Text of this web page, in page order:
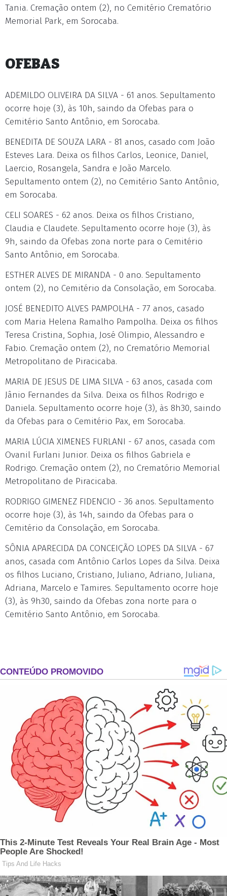
Tania. Cremação ontem (2), no Cemitério Crematório
Memorial Park, em Sorocaba.
OFEBAS
ADEMILDO OLIVEIRA DA SILVA - 61 anos. Sepultamento
ocorre hoje (3), às 10h, saindo da Ofebas para o
Cemitério Santo Antônio, em Sorocaba.
BENEDITA DE SOUZA LARA - 81 anos, casado com João
Esteves Lara. Deixa os filhos Carlos, Leonice, Daniel,
Laercio, Rosangela, Sandra e João Marcelo.
Sepultamento ontem (2), no Cemitério Santo Antônio,
em Sorocaba.
CELI SOARES - 62 anos. Deixa os filhos Cristiano,
Claudia e Claudete. Sepultamento ocorre hoje (3), às
9h, saindo da Ofebas zona norte para o Cemitério
Santo Antônio, em Sorocaba.
ESTHER ALVES DE MIRANDA - 0 ano. Sepultamento
ontem (2), no Cemitério da Consolação, em Sorocaba.
JOSÉ BENEDITO ALVES PAMPOLHA - 77 anos, casado
com Maria Helena Ramalho Pampolha. Deixa os filhos
Teresa Cristina, Sophia, José Olimpio, Alessandro e
Fabio. Cremação ontem (2), no Crematório Memorial
Metropolitano de Piracicaba.
MARIA DE JESUS DE LIMA SILVA - 63 anos, casada com
Jânio Fernandes da Silva. Deixa os filhos Rodrigo e
Daniela. Sepultamento ocorre hoje (3), às 8h30, saindo
da Ofebas para o Cemitério Pax, em Sorocaba.
MARIA LÚCIA XIMENES FURLANI - 67 anos, casada com
Ovanil Furlani Junior. Deixa os filhos Gabriela e
Rodrigo. Cremação ontem (2), no Crematório Memorial
Metropolitano de Piracicaba.
RODRIGO GIMENEZ FIDENCIO - 36 anos. Sepultamento
ocorre hoje (3), às 14h, saindo da Ofebas para o
Cemitério da Consolação, em Sorocaba.
SÔNIA APARECIDA DA CONCEIÇÃO LOPES DA SILVA - 67
anos, casada com Antônio Carlos Lopes da Silva. Deixa
os filhos Luciano, Cristiano, Juliano, Adriano, Juliana,
Adriana, Marcelo e Tamires. Sepultamento ocorre hoje
(3), às 9h30, saindo da Ofebas zona norte para o
Cemitério Santo Antônio, em Sorocaba.